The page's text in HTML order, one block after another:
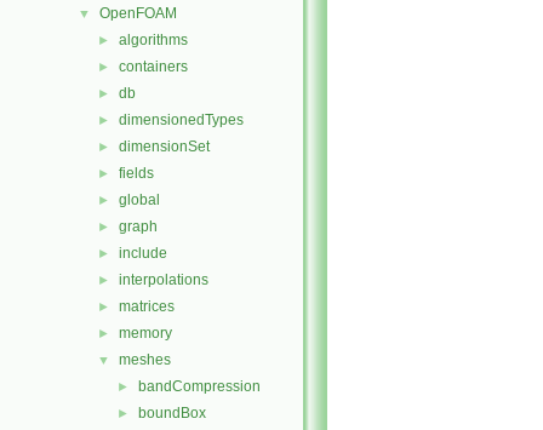
▼ OpenFOAM
► algorithms
► containers
► db
► dimensionedTypes
► dimensionSet
► fields
► global
► graph
► include
► interpolations
► matrices
► memory
▼ meshes
► bandCompression
► boundBox